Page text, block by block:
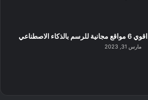
اقوي 6 مواقع مجانية للرسم بالذكاء الاصطناعي
مارس 31, 2023